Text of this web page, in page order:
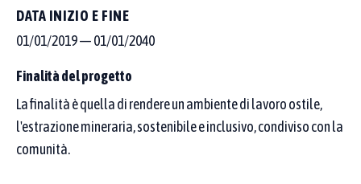
Cerca tra le 250 buone pratiche censite
DATA INIZIO E FINE
01/01/2019—01/01/2040
Finalità del progetto
La finalità è quella di rendere un ambiente di lavoro ostile,
l'estrazione mineraria, sostenibile e inclusivo, condiviso con la
comunità.